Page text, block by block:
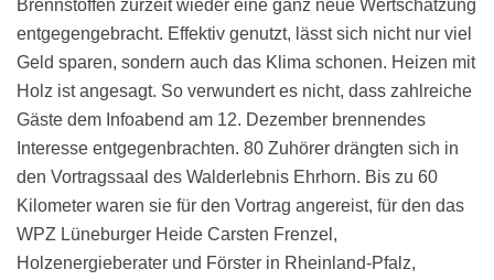
Brennstoffen zurzeit wieder eine ganz neue Wertschätzung
entgegengebracht. Effektiv genutzt, lässt sich nicht nur viel
Geld sparen, sondern auch das Klima schonen. Heizen mit
Holz ist angesagt. So verwundert es nicht, dass zahlreiche
Gäste dem Infoabend am 12. Dezember brennendes
Interesse entgegenbrachten. 80 Zuhörer drängten sich in
den Vortragssaal des Walderlebnis Ehrhorn. Bis zu 60
Kilometer waren sie für den Vortrag angereist, für den das
WPZ Lüneburger Heide Carsten Frenzel,
Holzenergieberater und Förster in Rheinland-Pfalz,